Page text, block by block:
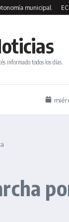
municipal
informado todos los días.